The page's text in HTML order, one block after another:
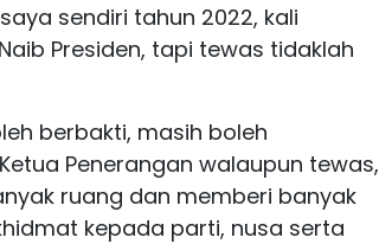
sendiri tahun 2022, kali
Presiden, tapi tewas tidaklah
berbakti, masih boleh
Penerangan walaupun tewas,
ruang dan memberi banyak
kepada parti, nusa serta